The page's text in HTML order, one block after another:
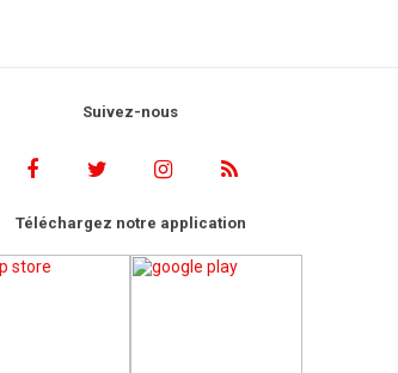
Suivez-nous
Téléchargez notre application